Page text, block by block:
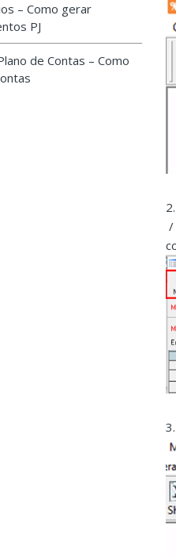
– Como gerar
PJ
de Contas – Como
/